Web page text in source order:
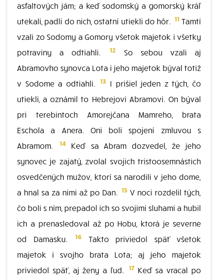
asfaltových jám; a keď sodomský a gomorský kráľ
utekali, padli do nich, ostatní utiekli do hôr. 11 Tamtí
vzali zo Sodomy a Gomory všetok majetok i všetky
potraviny a odtiahli.
12
So sebou vzali aj
Abramovho synovca Lota i jeho majetok býval totiž
v Sodome a odtiahli.
13 I prišiel jeden z tých, čo
utiekli, a oznámil to Hebrejovi Abramovi. On býval
pri terebintoch Amorejčana Mamreho, brata
Eschola a Anera. Oni boli spojení zmluvou s
Abramom.
14Keď sa Abram dozvedel, že jeho
synovec je zajatý, zvolal svojich tristoosemnástich
osvedčených mužov, ktorí sa narodili v jeho dome,
a hnal sa za nimi až po Dan. 15 V noci rozdelil tých,
čo boli s ním, prepadol ich so svojimi sluhami a hubil
ich a prenasledoval až po Hobu, ktorá je severne
od Damasku.
16
Takto priviedol späť všetok
majetok i svojho brata Lota; aj jeho majetok
priviedol späť, aj ženy a ľud.
17Keď sa vracal po